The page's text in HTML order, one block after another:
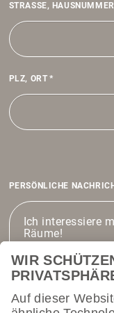
STRASSE, HAUS­NUMMER
PLZ, ORT *
PERSÖN­LICHE